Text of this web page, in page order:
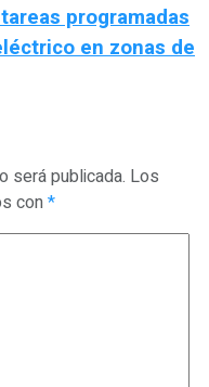
programadas
en zonas de
será publicada. Los
con*